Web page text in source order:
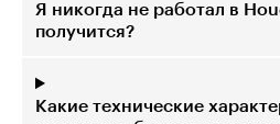
Я никогда не работал в
получится?
Какие технические